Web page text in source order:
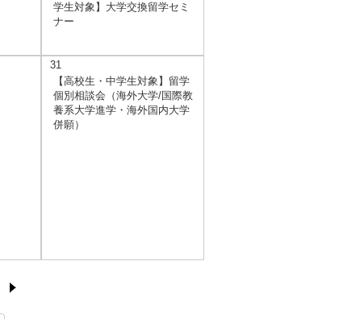
学生対象】大学交換留学セミ
ナー
31
【高校生・中学生対象】留学
個別相談会（海外大学/国際教
養系大学進学・海外国内大学
併願）